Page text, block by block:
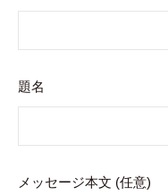
題名
メッセージ本文 (任意)